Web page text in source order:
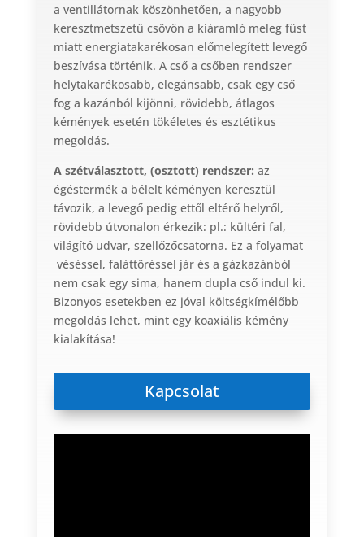
a ventillátornak köszönhetően, a nagyobb
keresztmetszetű csövön a kiáramló meleg füst
miatt energiatakarékosan előmelegített levegő
beszívása történik. A cső a csőben rendszer
helytakarékosabb, elegánsabb, csak egy cső
fog a kazánból kijönni, rövidebb, átlagos
kémények esetén tökéletes és esztétikus
megoldás.
A szétválasztott, (osztott) rendszer: az
égéstermék a bélelt kéményen keresztül
távozik, a levegő pedig ettől eltérő helyről,
rövidebb útvonalon érkezik: pl.: kültéri fal,
világító udvar, szellőzőcsatorna. Ez a folyamat
véséssel, faláttöréssel jár és a gázkazánból
nem csak egy sima, hanem dupla cső indul ki.
Bizonyos esetekben ez jóval költségkímélőbb
megoldás lehet, mint egy koaxiális kémény
kialakítása!
Kapcsolat